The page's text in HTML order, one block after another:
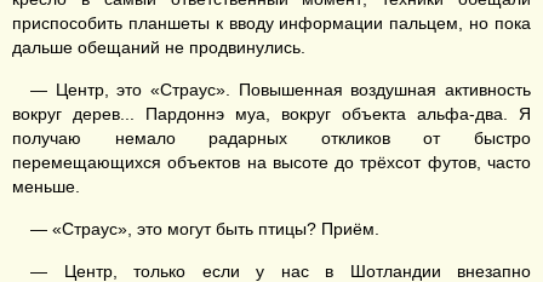
приспособить планшеты к вводу информации пальцем, но пока
дальше обещаний не продвинулись.
— Центр, это «Страус». Повышенная воздушная активность
вокруг дерев... Пардоннэ муа, вокруг объекта альфа-два. Я
получаю немало радарных откликов от быстро
перемещающихся объектов на высоте до трёхсот футов, часто
меньше.
— «Страус», это могут быть птицы? Приём.
— Центр, только если у нас в Шотландии внезапно